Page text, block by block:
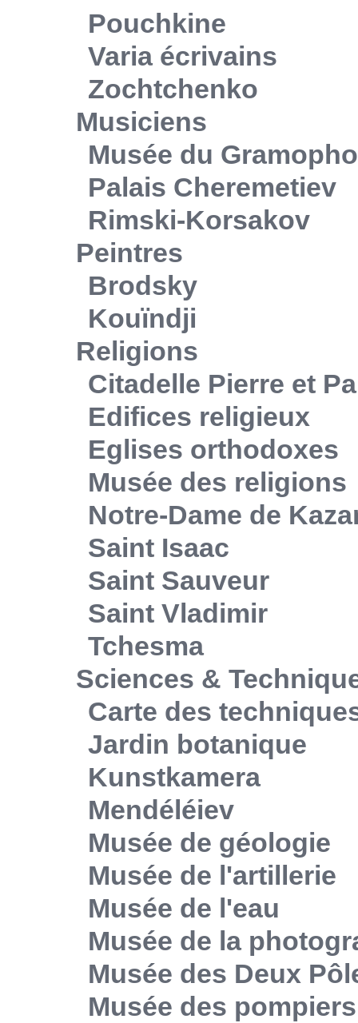
Pouchkine
Varia écrivains
Zochtchenko
Musiciens
Musée du
Palais Cheremetiev
Rimski-Korsakov
Peintres
Brodsky
Kouïndji
Religions
Citadelle Pierre et
Edifices religieux
Eglises orthodoxes
Musée des religions
Notre-Dame de
Saint Isaac
Saint Sauveur
Saint Vladimir
Tchesma
Sciences &
Carte des
Jardin botanique
Kunstkamera
Mendéléiev
Musée de géologie
Musée de l'artillerie
Musée de l'eau
Musée de la
Musée des Deux
Musée des pompiers